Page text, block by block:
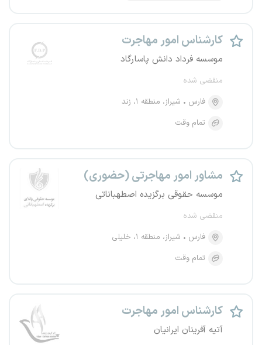
کارشناس امور مهاجرت
موسسه فرداد دانش پاسارگاد
منقضی شده
فارس
شیراز، منطقه ۱، زند
تمام وقت
مشاور امور مهاجرتی (حضوری)
موسسه حقوقی برگزیده اصطهباناتی
منقضی شده
فارس
شیراز، منطقه ۱، خلیلی
تمام وقت
کارشناس امور مهاجرت
آتیه آفرینان ایرانیان